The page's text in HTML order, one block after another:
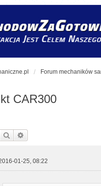
Forum mechaników
CAR300
Szukaj
01-25, 08:22